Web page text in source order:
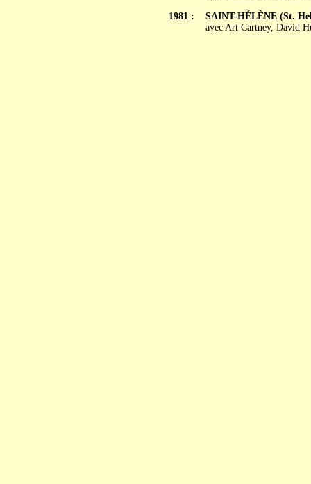
1981 :
SAINT-HÉLÈNE (St.
avec Art Cartney, David